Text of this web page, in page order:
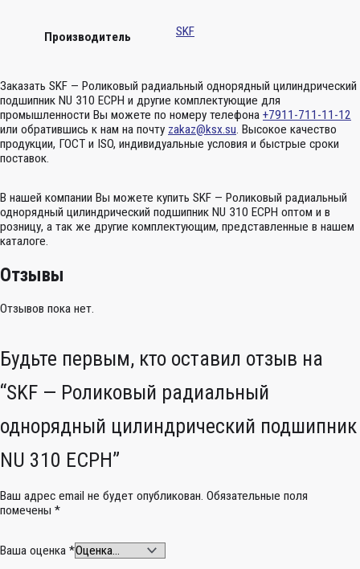
Производитель SKF
Заказать SKF — Роликовый радиальный однорядный цилиндрический
подшипник NU 310 ECPH и другие комплектующие для
промышленности Вы можете по номеру телефона +7911-711-11-12
или обратившись к нам на почту zakaz@ksx.su. Высокое качество
продукции, ГОСТ и ISO, индивидуальные условия и быстрые сроки
поставок.
В нашей компании Вы можете купить SKF — Роликовый радиальный
однорядный цилиндрический подшипник NU 310 ECPH оптом и в
розницу, а так же другие комплектующим, представленные в нашем
каталоге.
Отзывы
Отзывов пока нет.
Будьте первым, кто оставил отзыв на
“SKF — Роликовый радиальный
однорядный цилиндрический подшипник
NU 310 ECPH”
Ваш адрес email не будет опубликован. Обязательные поля
помечены *
Ваша оценка *